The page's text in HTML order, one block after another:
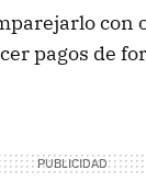
con
pagos de